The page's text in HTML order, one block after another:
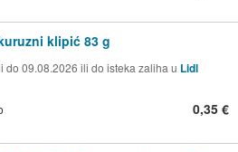
klipić 83 g
do 09.08.2026 ili do isteka zaliha u Lidl
0,35 €